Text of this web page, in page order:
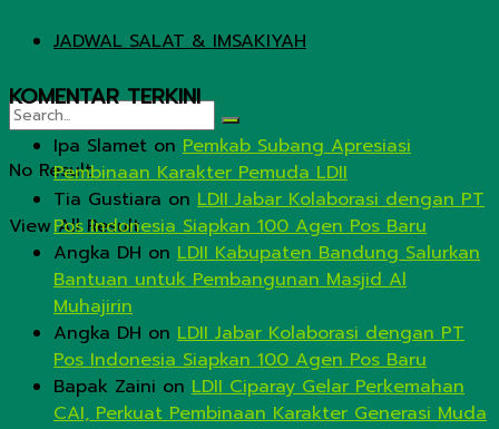
JADWAL SALAT & IMSAKIYAH
No Result
View All Result
KOMENTAR TERKINI
Ipa Slamet on Pemkab Subang Apresiasi
Pembinaan Karakter Pemuda LDII
Tia Gustiara on LDII Jabar Kolaborasi dengan PT
Pos Indonesia Siapkan 100 Agen Pos Baru
Angka DH on LDII Kabupaten Bandung Salurkan
Bantuan untuk Pembangunan Masjid Al
Muhajirin
Angka DH on LDII Jabar Kolaborasi dengan PT
Pos Indonesia Siapkan 100 Agen Pos Baru
Bapak Zaini on LDII Ciparay Gelar Perkemahan
CAI, Perkuat Pembinaan Karakter Generasi Muda